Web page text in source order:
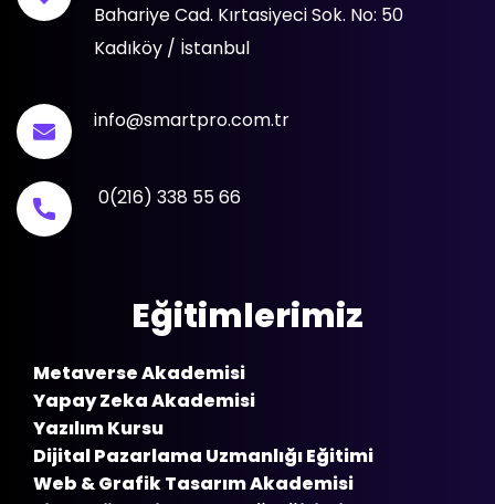
Bahariye Cad. Kırtasiyeci Sok. No: 50
Kadıköy / İstanbul
info@smartpro.com.tr
0(216) 338 55 66
Eğitimlerimiz
Metaverse Akademisi
Yapay Zeka Akademisi
Yazılım Kursu
Dijital Pazarlama Uzmanlığı Eğitimi
Web & Grafik Tasarım Akademisi